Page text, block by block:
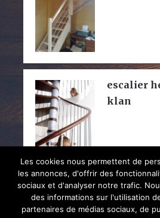
escalier
klan
Les cookies nous permettent de
les annonces, d'offrir des
sociaux et d'analyser notre trafic.
des informations sur l'utilisation
partenaires de médias sociaux, de